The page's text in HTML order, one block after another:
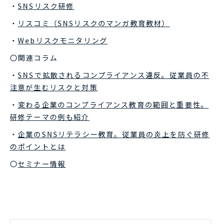
・SNSリスク研修
・ リスコミ（SNSリスクのマンガ教育教材）
・Webリスクモニタリング
〇関連コラム
・SNSで拡散されるコンプライアンス違反。従業員の不
注意が生むリスクと対策
・ 変わる企業のコンプライアンス教育の範囲と重要性。
研修テーマの例も紹介
・企業のSNSリテラシー教育。従業員の炎上を防ぐ研修
のポイントとは
〇セミナー情報